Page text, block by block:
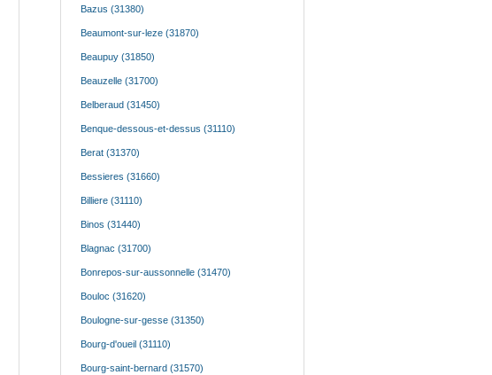
Bazus (31380)
Beaumont-sur-leze (31870)
Beaupuy (31850)
Beauzelle (31700)
Belberaud (31450)
Benque-dessous-et-dessus (31110)
Berat (31370)
Bessieres (31660)
Billiere (31110)
Binos (31440)
Blagnac (31700)
Bonrepos-sur-aussonnelle (31470)
Bouloc (31620)
Boulogne-sur-gesse (31350)
Bourg-d'oueil (31110)
Bourg-saint-bernard (31570)